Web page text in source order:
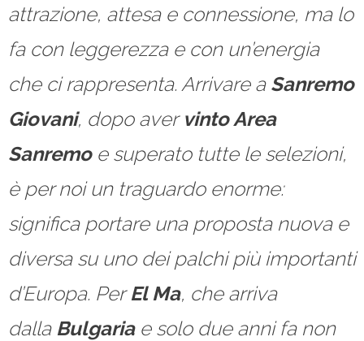
attrazione, attesa e connessione, ma lo
fa con leggerezza e con un’energia
che ci rappresenta. Arrivare a Sanremo
Giovani, dopo aver vinto Area
Sanremoe superato tutte le selezioni,
è per noi un traguardo enorme:
significa portare una proposta nuova e
diversa su uno dei palchi più importanti
d’Europa. PerEl Ma, che arriva
dalla Bulgariae solo due anni fa non